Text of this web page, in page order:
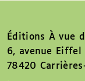
Éditions À vue
6, avenue Eiffel
78420